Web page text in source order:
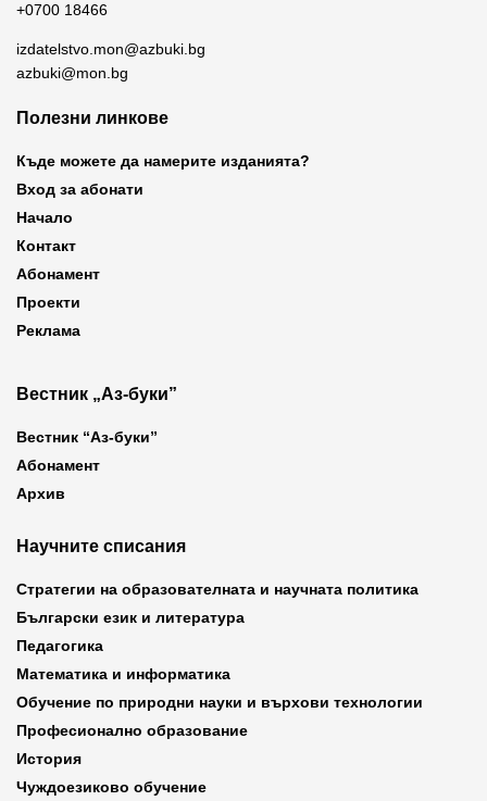
+0700 18466
izdatelstvo.mon@azbuki.bg
azbuki@mon.bg
Полезни линкове
Къде можете да намерите изданията?
Вход за абонати
Начало
Контакт
Абонамент
Проекти
Реклама
Вестник „Аз-буки”
Вестник “Аз-буки”
Абонамент
Архив
Научните списания
Стратегии на образователната и научната политика
Български език и литература
Педагогика
Математика и информатика
Обучение по природни науки и върхови технологии
Професионално образование
История
Чуждоезиково обучение